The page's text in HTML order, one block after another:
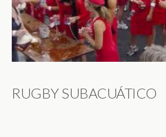
RUGBY SUBACUÁTICO